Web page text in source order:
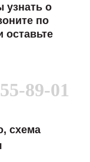
узнать о
по
оставьте
89-01
схема